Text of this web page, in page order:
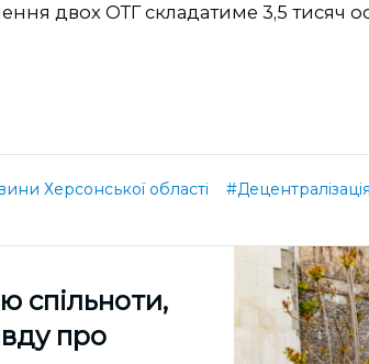
двох ОТГ складатиме 3,5 тисяч
Херсонської області #Децентралізація
спільноти,
про